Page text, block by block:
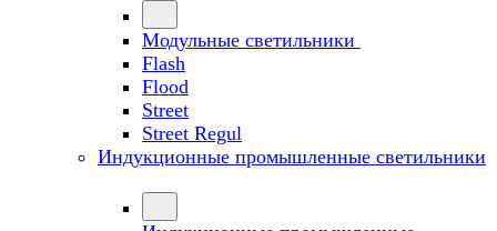
Модульные светильники
Flash
Flood
Street
Street Regul
Индукционные промышленные светильники